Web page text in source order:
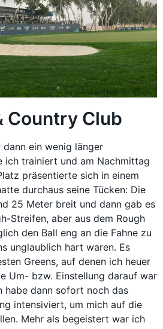
Country Club
ein wenig länger
ich trainiert und am Nachmittag
präsentierte sich in einem
durchaus seine Tücken: Die
25 Meter breit und dann gab es
Streifen, aber aus dem Rough
den Ball eng an die Fahne zu
unglaublich hart waren. Es
Greens, auf denen ich heuer
Um- bzw. Einstellung darauf war
habe dann sofort noch das
intensiviert, um mich auf die
Mehr als begeistert war ich